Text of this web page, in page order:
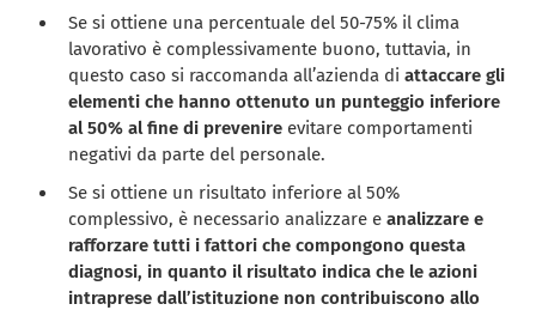
Se si ottiene una percentuale del 50-75% il clima
lavorativo è complessivamente buono, tuttavia, in
questo caso si raccomanda all’azienda diattaccare gli
elementi che hanno ottenuto un punteggio inferiore
al 50% al fine di prevenire evitare comportamenti
negativi da parte del personale.
Se si ottiene un risultato inferiore al 50%
complessivo, è necessario analizzare eanalizzare e
rafforzare tutti i fattori che compongono questa
diagnosi, in quanto il risultato indica che le azioni
intraprese dall’istituzione non contribuiscono allo